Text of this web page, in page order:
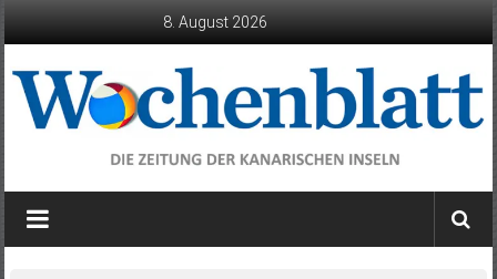
8. August 2026
Wochenblatt
die